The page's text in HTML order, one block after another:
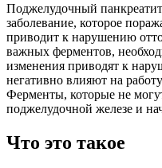
Поджелудочный
заболевание, которое
приводит к нарушению
важных ферментов,
изменения приводят к
негативно влияют на
Ферменты, которые не
поджелудочной железе и
Что это такое